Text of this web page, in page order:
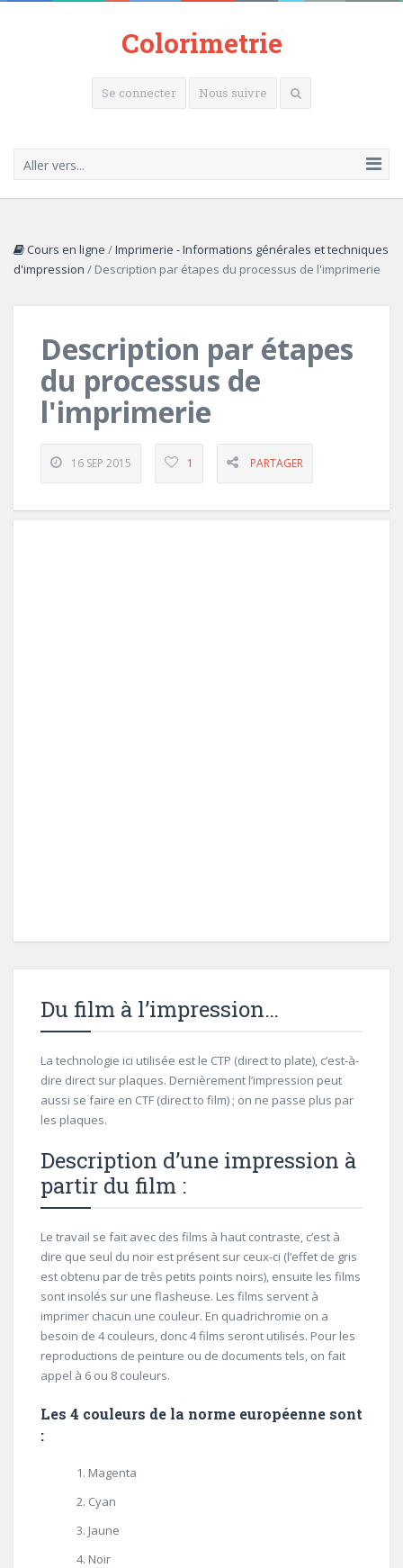
Colorimetrie
Se connecter Nous suivre
Aller vers...
Cours en ligne /Imprimerie - Informations générales et techniques
d'impression / Description par étapes du processus de l'imprimerie
Description par étapes
du processus de
l'imprimerie
16 SEP 2015 1 PARTAGER
Du film à l’impression…
La technologie ici utilisée est le CTP (direct to plate), c’est-à-
dire direct sur plaques. Dernièrement l’impression peut
aussi se faire en CTF (direct to film) ; on ne passe plus par
les plaques.
Description d’une impression à
partir du film :
Le travail se fait avec des films à haut contraste, c’est à
dire que seul du noir est présent sur ceux-ci (l’effet de gris
est obtenu par de très petits points noirs), ensuite les films
sont insolés sur une flasheuse. Les films servent à
imprimer chacun une couleur. En quadrichromie on a
besoin de 4 couleurs, donc 4 films seront utilisés. Pour les
reproductions de peinture ou de documents tels, on fait
appel à 6 ou 8 couleurs.
Les 4 couleurs de la norme européenne sont
:
Magenta
Cyan
Jaune
Noir